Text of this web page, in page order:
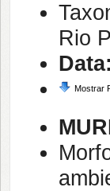
Rio
Data:
Mostrar